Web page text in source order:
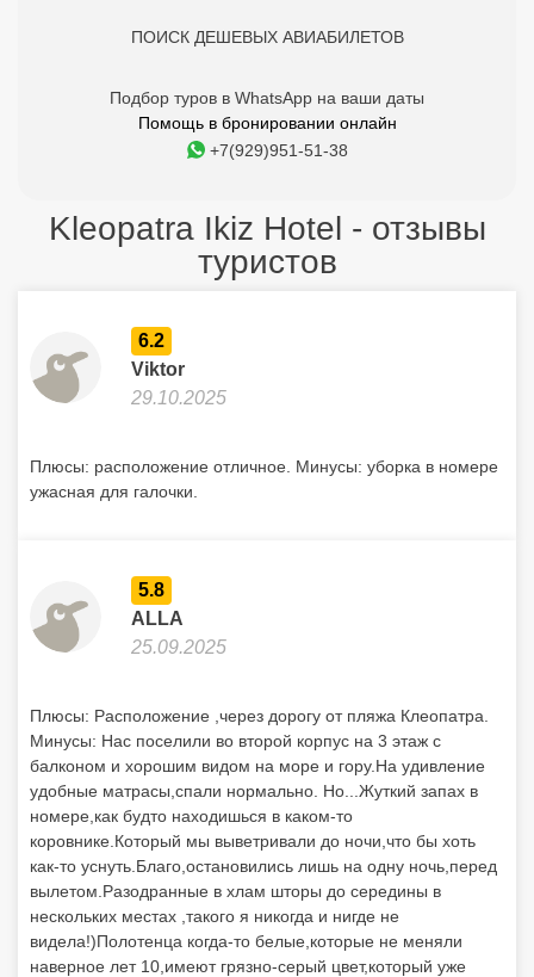
ПОИСК ДЕШЕВЫХ АВИАБИЛЕТОВ
Подбор туров в WhatsApp на ваши даты
Помощь в бронировании онлайн
+7(929)951-51-38
Kleopatra Ikiz Hotel - отзывы
туристов
6.2
Viktor
29.10.2025
Плюсы: расположение отличное. Минусы: уборка в номере
ужасная для галочки.
5.8
ALLA
25.09.2025
Плюсы: Расположение ,через дорогу от пляжа Клеопатра.
Минусы: Нас поселили во второй корпус на 3 этаж с
балконом и хорошим видом на море и гору.На удивление
удобные матрасы,спали нормально. Но...Жуткий запах в
номере,как будто находишься в каком-то
коровнике.Который мы выветривали до ночи,что бы хоть
как-то уснуть.Благо,остановились лишь на одну ночь,перед
вылетом.Разодранные в хлам шторы до середины в
нескольких местах ,такого я никогда и нигде не
видела!)Полотенца когда-то белые,которые не меняли
наверное лет 10,имеют грязно-серый цвет,который уже